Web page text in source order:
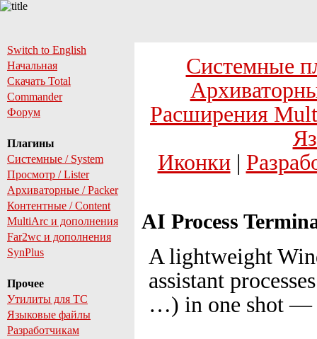
Switch to English
Начальная
Скачать Total
Commander
Форум
Плагины
Системные / System
Просмотр / Lister
Архиваторные / Packer
Контентные / Content
MultiArc и дополнения
Far2wc и дополнения
SynPlus
Прочее
Утилиты для TC
Языковые файлы
Разработчикам
Системные
Расширения
Иконки|
AI Process
A lightweight
assistant
…) in one shot —